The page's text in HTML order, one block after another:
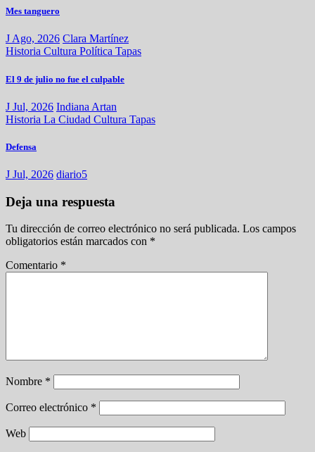
Mes tanguero
J Ago, 2026 Clara Martínez
Historia Cultura Política Tapas
El 9 de julio no fue el culpable
J Jul, 2026 Indiana Artan
Historia La Ciudad Cultura Tapas
Defensa
J Jul, 2026 diario5
Deja una respuesta
Tu dirección de correo electrónico no será publicada. Los campos
obligatorios están marcados con *
Comentario *
Nombre *
Correo electrónico *
Web